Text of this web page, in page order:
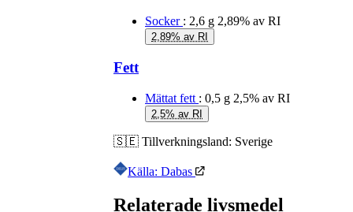
Socker : 2,6 g 2,89% av RI
2,89% av RI
Fett
Mättat fett : 0,5 g 2,5% av RI
2,5% av RI
🇸🇪 Tillverkningsland: Sverige
Källa: Dabas
Relaterade livsmedel